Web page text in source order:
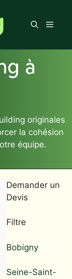
Menu
à
originales
la cohésion
équipe.
Demander un
Devis
Filtre
Bobigny
Seine-Saint-